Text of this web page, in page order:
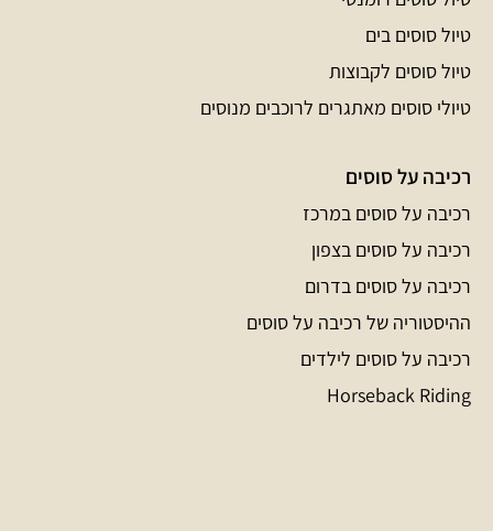
טיול סוסים בים
טיול סוסים לקבוצות
טיולי סוסים מאתגרים לרוכבים מנוסים
רכיבה על סוסים
רכיבה על סוסים במרכז
רכיבה על סוסים בצפון
רכיבה על סוסים בדרום
ההיסטוריה של רכיבה על סוסים
רכיבה על סוסים לילדים
Horseback Riding